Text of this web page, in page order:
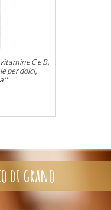
C e B,
per dolci,
di grano